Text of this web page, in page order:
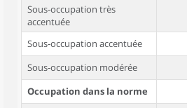
Sous-occupation très
accentuée
Sous-occupation accentuée
Sous-occupation modérée
Occupation dans la norme